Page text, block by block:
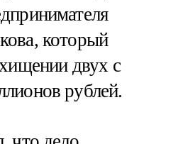
который
двух с
рублей.